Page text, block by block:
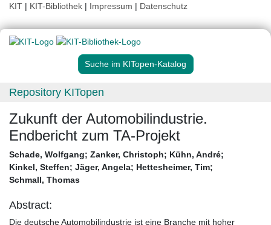
KIT | KIT-Bibliothek | Impressum | Datenschutz
Suche im KITopen-Katalog
Repository KITopen
Zukunft der Automobilindustrie.
Endbericht zum TA-Projekt
Schade, Wolfgang; Zanker, Christoph; Kühn, André;
Kinkel, Steffen; Jäger, Angela; Hettesheimer, Tim;
Schmall, Thomas
Abstract:
Die deutsche Automobilindustrie ist eine Branche mit hoher